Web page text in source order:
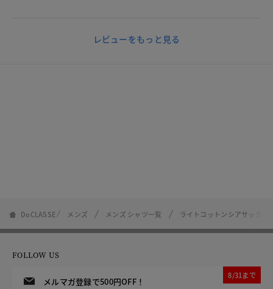
レビューをもっと見る
DoCLASSE メンズ メンズ シャツ一覧 ライトコットンシアサッカー
FOLLOW US
メルマガ登録で500円OFF！
8/31まで